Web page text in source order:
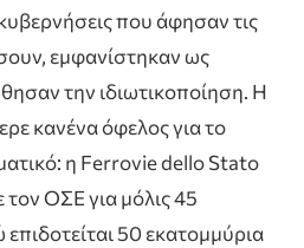
που άφησαν τις
εμφανίστηκαν ως
την ιδιωτικοποίηση. Η
κανένα όφελος για το
η Ferrovie dello Stato
ΟΣΕ για μόλις 45
50 εκατομμύρια